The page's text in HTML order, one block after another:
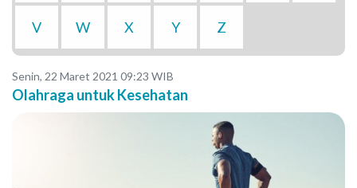
V W X Y Z
Senin, 22 Maret 2021 09:23 WIB
Olahraga untuk Kesehatan